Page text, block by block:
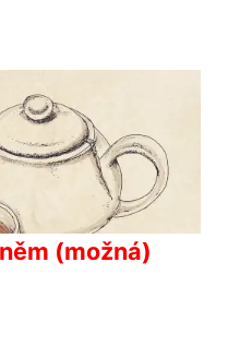
(možná)